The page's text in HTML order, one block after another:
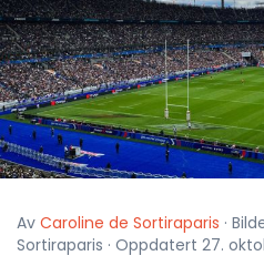
Av Caroline de Sortiraparis ·
Sortiraparis · Oppdatert 27.